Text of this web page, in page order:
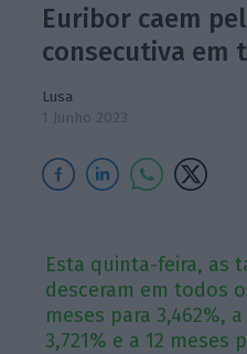
Euribor caem
consecutiva em
Lusa
1 Junho 2023
Esta quinta-feira, as
desceram em todos
meses para 3,462%,
3,721% e a 12 meses